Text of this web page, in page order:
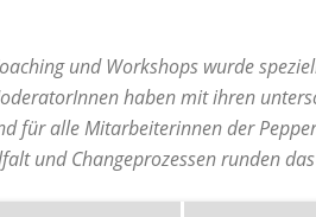
und Workshops wurde
haben mit ihren
für alle Mitarbeiterinnen der
und Changeprozessen runden